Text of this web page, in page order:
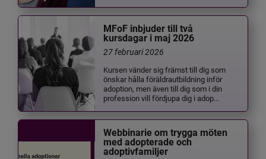
MFoF inbjuder till två
kursdagar i maj 2026
27 februari 2026
Kursen vänder sig främst till dig som
önskar hålla föräldrautbildning inför
adoption, men även till dig som i din
profession vill fördjupa dig i adop...
Webbinarie om trygga möten
med adopterade och
adoptivfamiljer